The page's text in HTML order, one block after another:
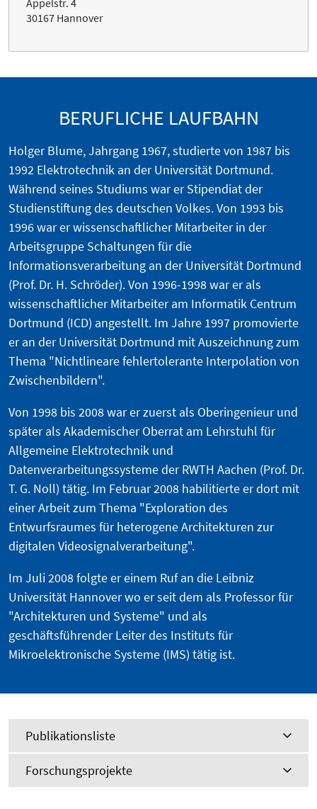
30167 Hannover
BERUFLICHE LAUFBAHN
Holger Blume, Jahrgang 1967, studierte von 1987 bis
1992 Elektrotechnik an der Universität Dortmund.
Während seines Studiums war er Stipendiat der
Studienstiftung des deutschen Volkes. Von 1993 bis
1996 war er wissenschaftlicher Mitarbeiter in der
Arbeitsgruppe Schaltungen für die
Informationsverarbeitung an der Universität Dortmund
(Prof. Dr. H. Schröder). Von 1996-1998 war er als
wissenschaftlicher Mitarbeiter am Informatik Centrum
Dortmund (ICD) angestellt. Im Jahre 1997 promovierte
er an der Universität Dortmund mit Auszeichnung zum
Thema "Nichtlineare fehlertolerante Interpolation von
Zwischenbildern".
Von 1998 bis 2008 war er zuerst als Oberingenieur und
später als Akademischer Oberrat am Lehrstuhl für
Allgemeine Elektrotechnik und
Datenverarbeitungssysteme der RWTH Aachen (Prof. Dr.
T. G. Noll) tätig. Im Februar 2008 habilitierte er dort mit
einer Arbeit zum Thema "Exploration des
Entwurfsraumes für heterogene Architekturen zur
digitalen Videosignalverarbeitung".
Im Juli 2008 folgte er einem Ruf an die Leibniz
Universität Hannover wo er seit dem als Professor für
"Architekturen und Systeme" und als
geschäftsführender Leiter des Instituts für
Mikroelektronische Systeme (IMS) tätig ist.
Publikationsliste
Forschungsprojekte